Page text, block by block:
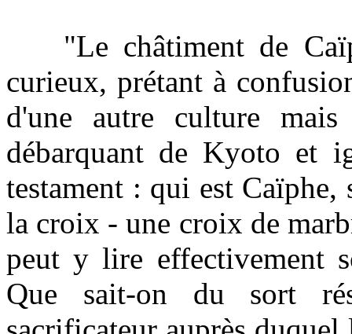
"Le châtiment de
curieux, prétant à
d'une autre culture
débarquant de Kyoto et
testament : qui est
la croix - une croix de
peut y lire effectivement
Que sait-on du sort